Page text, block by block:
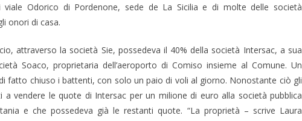
Odorico di Pordenone, sede de La Sicilia e di molte delle società
onori di casa.
attraverso la società Sie, pos­sedeva il 40% della società Intersac, a sua
Soaco, proprietaria dell’aeroporto di Comiso insieme al Comune. Un
fatto chiuso i bat­tenti, con solo un paio di voli al giorno. Nonostante ciò gli
a vendere le quote di Intersac per un milione di euro alla società pubblica
e che possedeva già le restanti quote. “La proprietà – scrive Laura